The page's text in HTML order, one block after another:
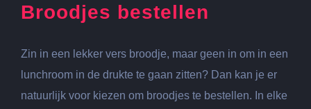
Broodjes bestellen
Zin in een lekker vers broodje, maar geen in om in een
lunchroom in de drukte te gaan zitten? Dan kan je er
natuurlijk voor kiezen om broodjes te bestellen. In elke